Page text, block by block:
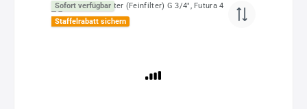
Sofort verfügbar
Staffelrabatt sichern